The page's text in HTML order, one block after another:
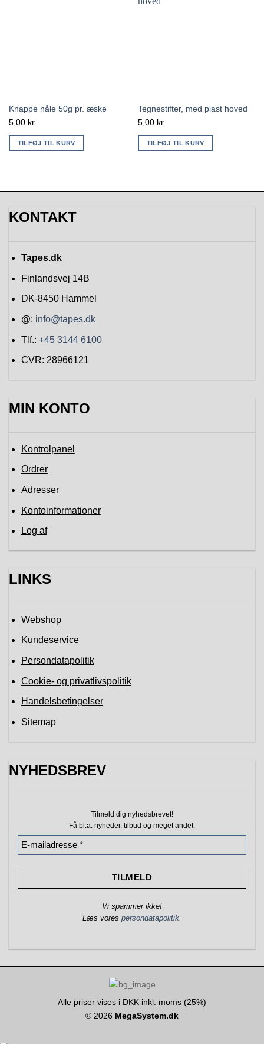
Knappe nåle 50g pr. æske
5,00 kr.
TILFØJ TIL KURV
Tegnestifter, med plast hoved
5,00 kr.
TILFØJ TIL KURV
KONTAKT
Tapes.dk
Finlandsvej 14B
DK-8450 Hammel
@: info@tapes.dk
Tlf.: +45 3144 6100
CVR: 28966121
MIN KONTO
Kontrolpanel
Ordrer
Adresser
Kontoinformationer
Log af
LINKS
Webshop
Kundeservice
Persondatapolitik
Cookie- og privatlivspolitik
Handelsbetingelser
Sitemap
NYHEDSBREV
Tilmeld dig nyhedsbrevet!
Få bl.a. nyheder, tilbud og meget andet.
Vi spammer ikke!
Læs vores persondatapolitik.
Alle priser vises i DKK inkl. moms (25%)
© 2026 MegaSystem.dk